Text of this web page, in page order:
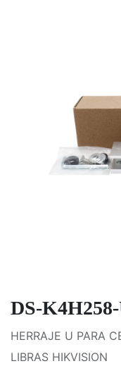
DS-
HERRAJE U PARA
LIBRAS HIKVISION